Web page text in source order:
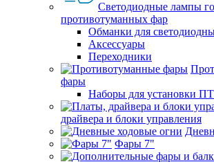
Светодиодные лампы
противотуманных фар
Обманки для
Аксессуары
Переходники
фары
Наборы для установки
драйвера и блоки управления
Фары 7"